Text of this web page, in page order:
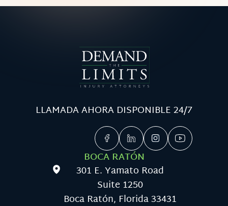
LLAMADA AHORA DISPONIBLE 24/7
BOCA RATÓN
301 E. Yamato Road
Suite 1250
Boca Ratón, Florida 33431